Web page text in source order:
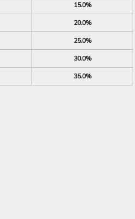
15.0%
20.0%
25.0%
30.0%
35.0%